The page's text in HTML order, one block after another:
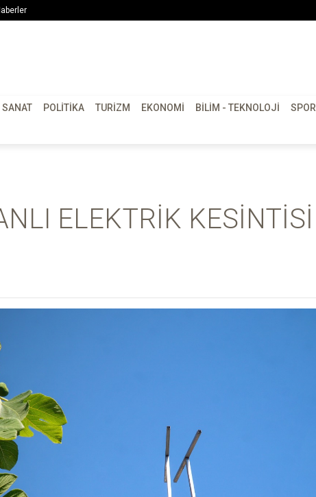
SANAT POLITIKA TURIZM EKONOMI BILIM - TEKNOLOJI SPOR
ELEKTRİK KESİNTİSİ